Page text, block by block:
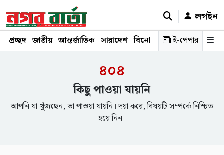
লগইন
প্রচ্ছদ জাতীয় আন্তর্জাতিক সারাদেশ বিনোদন রাজনীতি স্বাস্থ্য
ই-পেপার
৪০৪
কিছু পাওয়া যায়নি
আপনি যা খুঁজছেন, তা পাওয়া যায়নি। দয়া করে, বিষয়টি সম্পর্কে নিশ্চিত
হয়ে নিন।